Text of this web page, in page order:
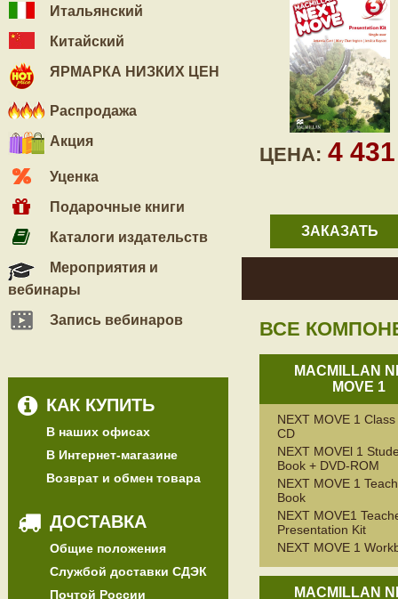
Итальянский
Китайский
ЯРМАРКА НИЗКИХ ЦЕН
Распродажа
Акция
Уценка
Подарочные книги
Каталоги издательств
Мероприятия и
вебинары
Запись вебинаров
КАК КУПИТЬ
В наших офисах
В Интернет-магазине
Возврат и обмен товара
ДОСТАВКА
Общие положения
Службой доставки СДЭК
Почтой России
ЦЕНА: 4
ЗАКАЗАТЬ
ВСЕ
MACMILLAN
MOVE 1
NEXT MOVE 1 Class
CD
NEXT MOVEl 1
Book + DVD-ROM
NEXT MOVE 1
Book
NEXT MOVE1
Presentation Kit
NEXT MOVE 1
MACMILLAN